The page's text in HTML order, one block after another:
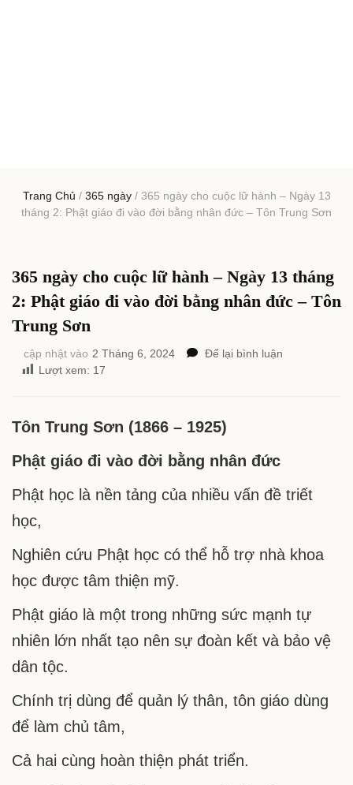
Trang Chủ / 365 ngày / 365 ngày cho cuộc lữ hành – Ngày 13
tháng 2: Phật giáo đi vào đời bằng nhân đức – Tôn Trung Sơn
365 ngày cho cuộc lữ hành – Ngày 13 tháng
2: Phật giáo đi vào đời bằng nhân đức – Tôn
Trung Sơn
cập nhật vào 2 Tháng 6, 2024 Để lại bình luận
Ngày
13
Phật
đời
bằng
Tôn
Lượt xem: 17
Tôn Trung Sơn (1866 – 1925)
Phật giáo đi vào đời bằng nhân đức
Phật học là nền tảng của nhiều vấn đề triết
học,
Nghiên cứu Phật học có thể hỗ trợ nhà khoa
học được tâm thiện mỹ.
Phật giáo là một trong những sức mạnh tự
nhiên lớn nhất tạo nên sự đoàn kết và bảo vệ
dân tộc.
Chính trị dùng để quản lý thân, tôn giáo dùng
để làm chủ tâm,
Cả hai cùng hoàn thiện phát triển.